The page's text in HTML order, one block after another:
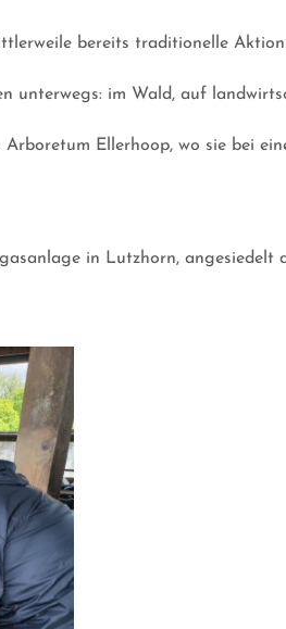
bereits traditionelle
unterwegs: im Wald, auf
Ellerhoop, wo sie bei
in Lutzhorn,